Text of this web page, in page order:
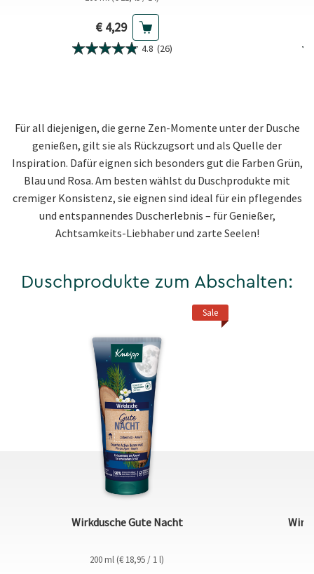
Aktueller Preis
€ 4,29
4.8 (26)
Für all diejenigen, die gerne Zen-Momente unter der Dusche
genießen, gilt sie als Rückzugsort und als Quelle der
Inspiration. Dafür eignen sich besonders gut die Farben Grün,
Blau und Rosa. Am besten wählst du Duschprodukte mit
cremiger Konsistenz, sie eignen sind ideal für ein pflegendes
und entspannendes Duscherlebnis – für Genießer,
Achtsamkeits-Liebhaber und zarte Seelen!
Duschprodukte zum Abschalten:
Sale
Wirkdusche Gute Nacht
200 ml (€ 18,95 / 1 l)